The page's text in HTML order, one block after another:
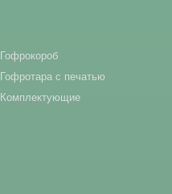
Гофрокороб
Гофротара с печатью
Комплектующие